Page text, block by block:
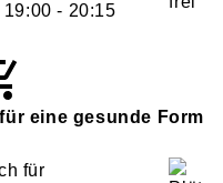
19:00 - 20:15
eine gesunde Form
für